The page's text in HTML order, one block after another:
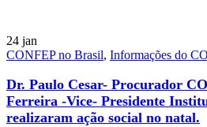
24 jan
CONFEP no Brasil, Informações do
Dr. Paulo Cesar- Procurador
Ferreira -Vice- Presidente
realizaram ação social no natal.